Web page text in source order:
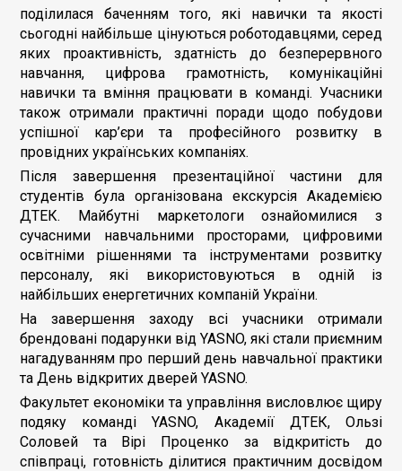
поділилася баченням того, які навички та якості
сьогодні найбільше цінуються роботодавцями, серед
яких проактивність, здатність до безперервного
навчання, цифрова грамотність, комунікаційні
навички та вміння працювати в команді. Учасники
також отримали практичні поради щодо побудови
успішної кар’єри та професійного розвитку в
провідних українських компаніях.
Після завершення презентаційної частини для
студентів була організована екскурсія Академією
ДТЕК. Майбутні маркетологи ознайомилися з
сучасними навчальними просторами, цифровими
освітніми рішеннями та інструментами розвитку
персоналу, які використовуються в одній із
найбільших енергетичних компаній України.
На завершення заходу всі учасники отримали
брендовані подарунки від YASNO, які стали приємним
нагадуванням про перший день навчальної практики
та День відкритих дверей YASNO.
Факультет економіки та управління висловлює щиру
подяку команді YASNO, Академії ДТЕК, Ользі
Соловей та Вірі Проценко за відкритість до
співпраці, готовність ділитися практичним досвідом